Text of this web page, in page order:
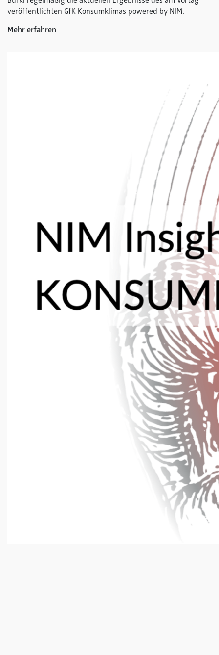
veröffentlichten GfK Konsumklimas powered by NIM.
Mehr erfahren